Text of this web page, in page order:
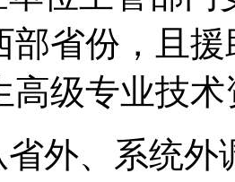
部省份，且
高级专业技
省外、系统